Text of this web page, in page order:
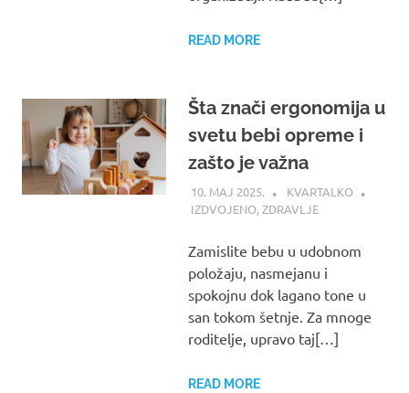
READ MORE
Šta znači ergonomija u
svetu bebi opreme i
zašto je važna
10. МАЈ 2025.
KVARTALKO
IZDVOJENO,ZDRAVLJE
Zamislite bebu u udobnom
položaju, nasmejanu i
spokojnu dok lagano tone u
san tokom šetnje. Za mnoge
roditelje, upravo taj[…]
READ MORE